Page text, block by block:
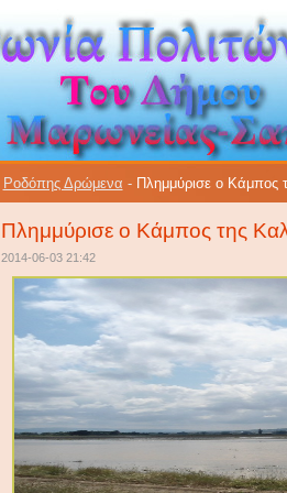
Ροδόπης Δρώμενα - Πλημμύρισε ο Κάμπος
Πλημμύρισε ο Κάμπος της
2014-06-03 21:42